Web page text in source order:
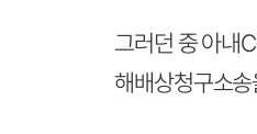
그러던 중 아내
해배상청구소